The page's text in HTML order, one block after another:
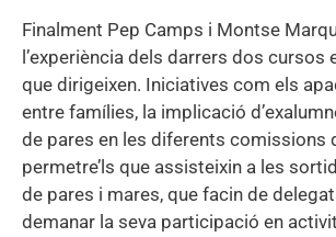
Finalment Pep Camps i Montse
l’experiència dels darrers dos cursos
que dirigeixen. Iniciatives com els
entre famílies, la implicació
de pares en les diferents comissions
permetre’ls que assisteixin a les
de pares i mares, que facin de
demanar la seva participació en